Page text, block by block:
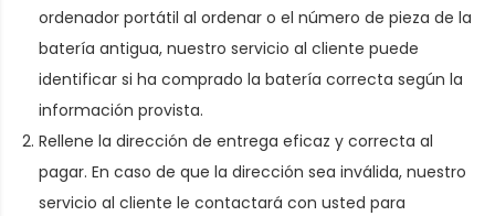
ordenador portátil al ordenar o el número de pieza de la
batería antigua, nuestro servicio al cliente puede
identificar si ha comprado la batería correcta según la
información provista.
Rellene la dirección de entrega eficaz y correcta al
pagar. En caso de que la dirección sea inválida, nuestro
servicio al cliente le contactará con usted para